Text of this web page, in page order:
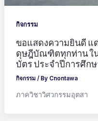
กิจกรรม
ขอแสดงความยินดี
ดุษฎีบัณฑิตทุกท่าน ใ
บัตร ประจำปีการศึก
กิจกรรม / By Cnontawa
ภาควิชาวิศวกรรมอุตสา